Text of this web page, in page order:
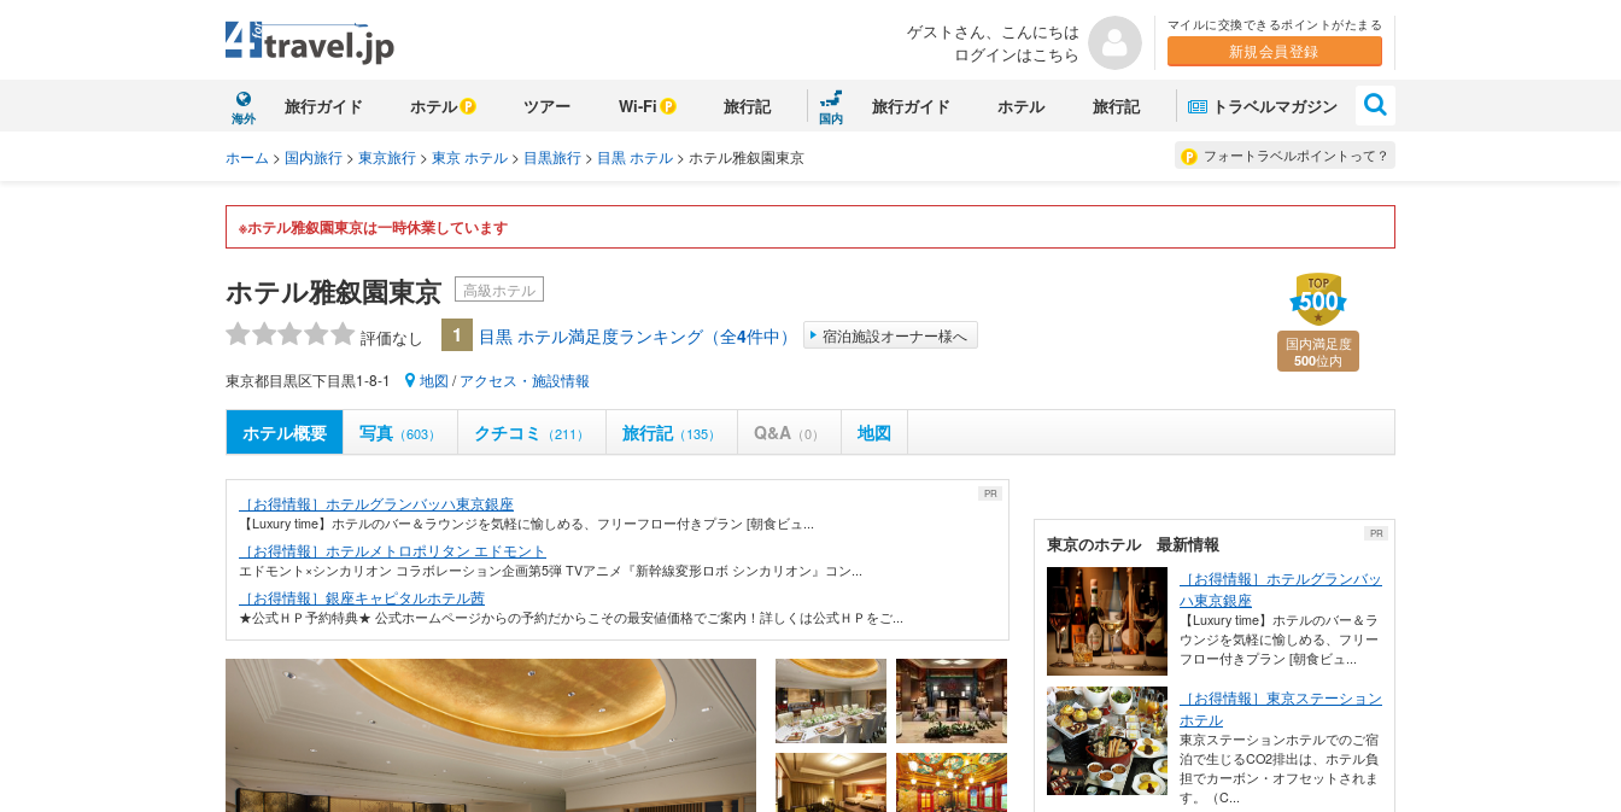
ゲストさん、こんにちは
ログインはこちら
マイルに交換できるポイントがたまる
新規会員登録
海外
旅行ガイド ホテル ツアー Wi-Fi 旅行記
国内
旅行ガイド ホテル 旅行記 トラベルマガジン
フォートラベルポイントって？
ホーム > 国内旅行 > 東京旅行 > 東京 ホテル > 目黒旅行 > 目黒 ホテル > ホテル雅叙園東京
※ホテル雅叙園東京は一時休業しています
ホテル雅叙園東京 高級ホテル
評価なし 1 目黒 ホテル満足度ランキング（全4件中） 宿泊施設オーナー様へ
東京都目黒区下目黒1-8-1 地図 /アクセス・施設情報
国内満足度
500位内
ホテル概要 写真 （603） クチコミ （211） 旅行記（135） Q&A （0） 地図
PR
［お得情報］ホテルグランバッハ東京銀座
【Luxury time】ホテルのバー＆ラウンジを気軽に愉しめる、フリーフロー付きプラン [朝食ビュ...
［お得情報］ホテルメトロポリタン エドモント
エドモント×シンカリオン コラボレーション企画第5弾 TVアニメ『新幹線変形ロボ シンカリオン』コン...
［お得情報］銀座キャピタルホテル茜
★公式ＨＰ予約特典★ 公式ホームページからの予約だからこその最安値価格でご案内！詳しくは公式ＨＰをご...
PR
東京のホテル 最新情報
［お得情報］ホテルグランバッ
ハ東京銀座
【Luxury time】ホテルのバー＆ラ
ウンジを気軽に愉しめる、フリー
フロー付きプラン [朝食ビュ...
［お得情報］東京ステーション
ホテル
東京ステーションホテルでのご宿
泊で生じるCO2排出は、ホテル負
担でカーボン・オフセットされま
す。（C...